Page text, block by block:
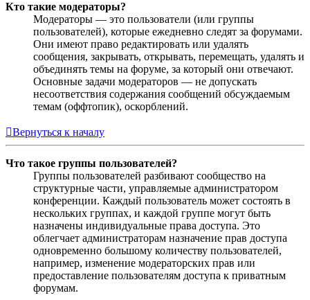
Кто такие модераторы?
Модераторы — это пользователи (или группы
пользователей), которые ежедневно следят за форумами.
Они имеют право редактировать или удалять
сообщения, закрывать, открывать, перемещать, удалять и
объединять темы на форуме, за который они отвечают.
Основные задачи модераторов — не допускать
несоответствия содержания сообщений обсуждаемым
темам (оффтопик), оскорблений.
Вернуться к началу
Что такое группы пользователей?
Группы пользователей разбивают сообщество на
структурные части, управляемые администратором
конференции. Каждый пользователь может состоять в
нескольких группах, и каждой группе могут быть
назначены индивидуальные права доступа. Это
облегчает администраторам назначение прав доступа
одновременно большому количеству пользователей,
например, изменение модераторских прав или
предоставление пользователям доступа к приватным
форумам.